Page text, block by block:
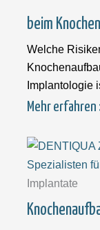
beim
Welche
Implantologie
jedoch –
Mehr erfahren
Implantate